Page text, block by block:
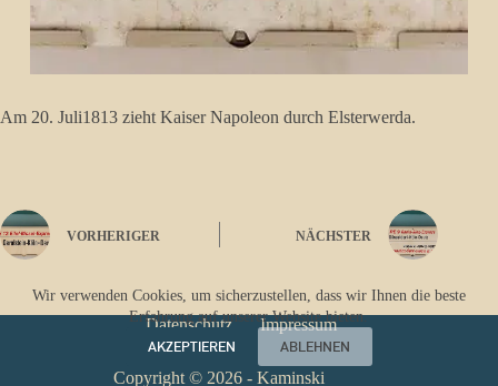
Wir verwenden Cookies, um sicherzustellen, dass wir Ihnen die beste
Erfahrung auf unserer Website bieten.
AKZEPTIEREN
ABLEHNEN
Am 20. Juli1813 zieht Kaiser Napoleon durch Elsterwerda.
VORHERIGER NÄCHSTER
Datenschutz Impressum
Copyright © 2026 - Kaminski